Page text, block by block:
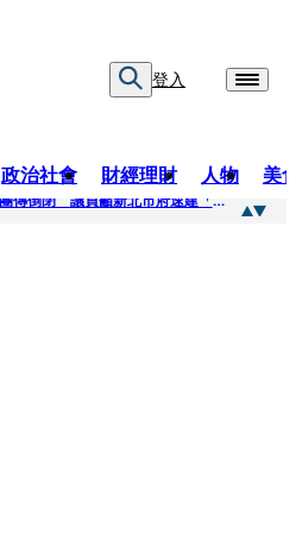
登入
政治社會 財經理財 人物 美
身心障礙、慢飛天使合組劇團傳倒閉 議員籲新北市府速建「文化藝術急難協助專案」